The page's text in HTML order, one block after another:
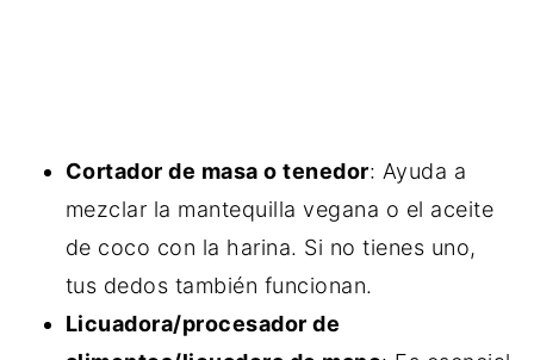
Cortador de masa o tenedor: Ayuda a
mezclar la mantequilla vegana o el aceite
de coco con la harina. Si no tienes uno,
tus dedos también funcionan.
Licuadora/procesador de